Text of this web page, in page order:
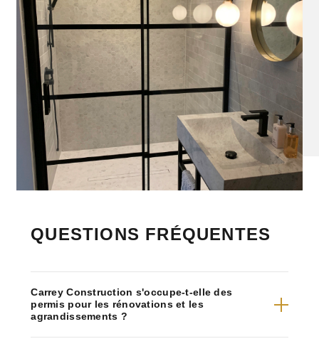
QUESTIONS FRÉQUENTES
Carrey Construction s'occupe-t-elle des
permis pour les rénovations et les
agrandissements ?